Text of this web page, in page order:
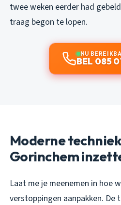
twee weken eerder had
traag begon te lopen.
NU
BEL 085
Moderne
Gorinchem
Laat me je meenemen in hoe
verstoppingen aanpakken. De